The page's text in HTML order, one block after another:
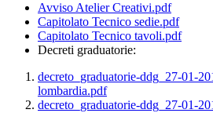
Avviso Atelier Creativi.pdf
Capitolato Tecnico sedie.pdf
Capitolato Tecnico tavoli.pdf
Decreti graduatorie:
decreto_graduatorie-ddg_27-01-
lombardia.pdf
decreto_graduatorie-ddg_27-01-